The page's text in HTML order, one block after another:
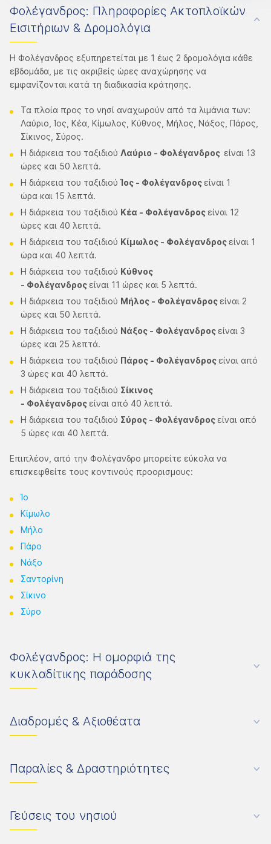
Φολέγανδρος: Πληροφορίες Ακτοπλοϊκών
Εισιτήριων & Δρομολόγια
Η Φολέγανδρος εξυπηρετείται με 1 έως 2 δρομολόγια κάθε
εβδομάδα, με τις ακριβείς ώρες αναχώρησης να
εμφανίζονται κατά τη διαδικασία κράτησης.
Τα πλοία προς το νησί αναχωρούν από τα λιμάνια των:
Λαύριο, Ίος, Κέα, Κίμωλος, Κύθνος, Μήλος, Νάξος, Πάρος,
Σίκινος, Σύρος.
Η διάρκεια του ταξιδιού Λαύριο - Φολέγανδρος είναι 13
ώρες και 50 λεπτά.
Η διάρκεια του ταξιδιούΊος - Φολέγανδρος είναι 1
ώρα και 15 λεπτά.
Η διάρκεια του ταξιδιού Κέα - Φολέγανδρος είναι 12
ώρες και 40 λεπτά.
Η διάρκεια του ταξιδιού Κίμωλος - Φολέγανδρος είναι 1
ώρα και 40 λεπτά.
Η διάρκεια του ταξιδιού Κύθνος
- Φολέγανδρος είναι 11 ώρες και 5 λεπτά.
Η διάρκεια του ταξιδιού Μήλος - Φολέγανδρος είναι 2
ώρες και 50 λεπτά.
Η διάρκεια του ταξιδιού Νάξος - Φολέγανδρος είναι 3
ώρες και 25 λεπτά.
Η διάρκεια του ταξιδιού Πάρος - Φολέγανδρος είναι από
3 ώρες και 40 λεπτά.
Η διάρκεια του ταξιδιού Σίκινος
- Φολέγανδρος είναι από 40 λεπτά.
Η διάρκεια του ταξιδιού Σύρος - Φολέγανδρος είναι από
5 ώρες και 40 λεπτά.
Επιπλέον, από την Φολέγανδρο μπορείτε εύκολα να
επισκεφθείτε τους κοντινούς προορισμους:
Ίο
Κίμωλο
Μήλο
Πάρο
Νάξο
Σαντορίνη
Σίκινο
Σύρο
Φολέγανδρος: Η ομορφιά της
κυκλαδίτικης παράδοσης
Διαδρομές & Αξιοθέατα
Παραλίες & Δραστηριότητες
Γεύσεις του νησιού